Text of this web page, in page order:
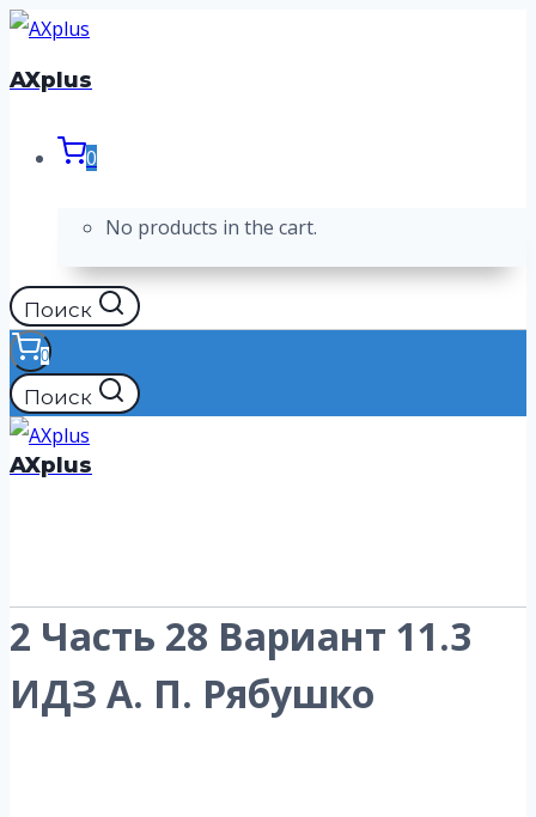
Перейти
к
AXplus
0
No products in the cart.
Поиск
0
Поиск
AXplus
2 Часть 28 Вариант 11.3
ИДЗ А. П. Рябушко